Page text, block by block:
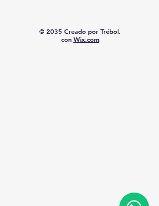
© 2035 Creado por Trébol.
con Wix.com